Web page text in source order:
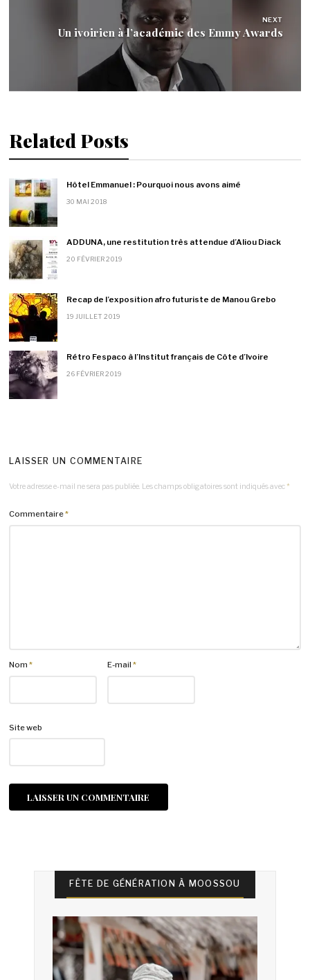
NEXT
Un ivoirien à l’académie des Emmy Awards
Related Posts
Hôtel Emmanuel : Pourquoi nous avons aimé
30 MAI 2018
ADDUNA, une restitution très attendue d’Aliou Diack
20 FÉVRIER 2019
Recap de l’exposition afro futuriste de Manou Grebo
19 JUILLET 2019
Rétro Fespaco à l’Institut français de Côte d’Ivoire
26 FÉVRIER 2019
LAISSER UN COMMENTAIRE
Votre adresse e-mail ne sera pas publiée. Les champs obligatoires sont indiqués avec *
Commentaire*
Nom* E-mail*
Site web
FÊTE DE GÉNÉRATION À MOOSSOU